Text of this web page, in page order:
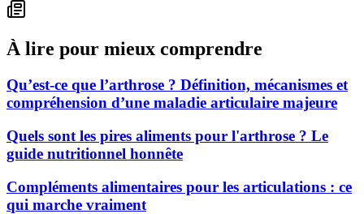
À lire pour mieux comprendre
Qu’est-ce que l’arthrose ? Définition, mécanismes et
compréhension d’une maladie articulaire majeure
Quels sont les pires aliments pour l'arthrose ? Le
guide nutritionnel honnête
Compléments alimentaires pour les articulations : ce
qui marche vraiment